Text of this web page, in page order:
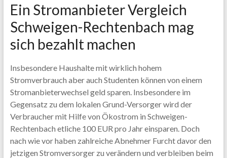
Ein Stromanbieter Vergleich
Schweigen-Rechtenbach mag
sich bezahlt machen
Insbesondere Haushalte mit wirklich hohem
Stromverbrauch aber auch Studenten können von einem
Stromanbieterwechsel geld sparen. Insbesondere im
Gegensatz zu dem lokalen Grund-Versorger wird der
Verbraucher mit Hilfe von Ökostrom in Schweigen-
Rechtenbach etliche 100 EUR pro Jahr einsparen. Doch
nach wie vor haben zahlreiche Abnehmer Furcht davor den
jetzigen Stromversorger zu verändern und verbleiben beim